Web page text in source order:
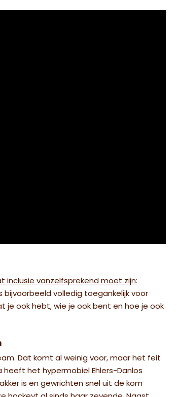
inclusie vanzelfsprekend moet zijn:
bijvoorbeeld volledig toegankelijk voor
je ook hebt, wie je ook bent en hoe je ook
Dat komt al weinig voor, maar het feit
het hypermobiel Ehlers-Danlos
is en gewrichten snel uit de kom